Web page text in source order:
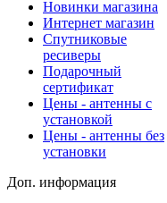
Новинки магазина
Интернет магазин
Спутниковые
ресиверы
Подарочный
сертификат
Цены - антенны с
установкой
Цены - антенны без
установки
Доп. информация